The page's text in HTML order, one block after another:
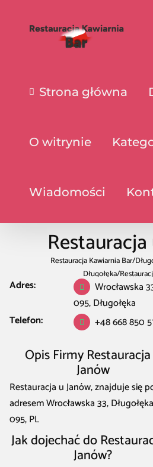
Strona główna
O witrynie
Wiadomości
Restauracja Kawiarnia Bar/
Długołęka/
Adres:
Wrocławska
095, Długołęka
Telefon:
+48 668 850
Opis Firmy
Janów
Restauracja u Janów, znajduje się
adresem Wrocławska 33,
095, PL
Jak dojechać do
Janów?